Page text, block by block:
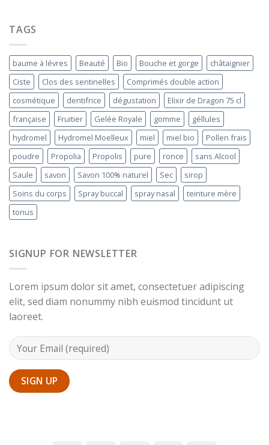
TAGS
baume à lévres Beauté Bio Bouche et gorge
châtaignier
Ciste
Clos des sentinelles
Comprimés double action
cosmétique
dentifrice dégustation
Elixir de Dragon 75 cl
française
Fruitier Gelée Royale gomme
géllules
hydromel
Hydromel Moelleux miel miel bio
Pollen frais
poudre
Propolia Propolis pure ronce
sans Alcool
Saule
savon Savon 100% naturel Sec
sirop
Soins du corps
Spray buccal spray nasal
teinture mère
tonus
SIGNUP FOR NEWSLETTER
Lorem ipsum dolor sit amet, consectetuer adipiscing
elit, sed diam nonummy nibh euismod tincidunt ut
laoreet.